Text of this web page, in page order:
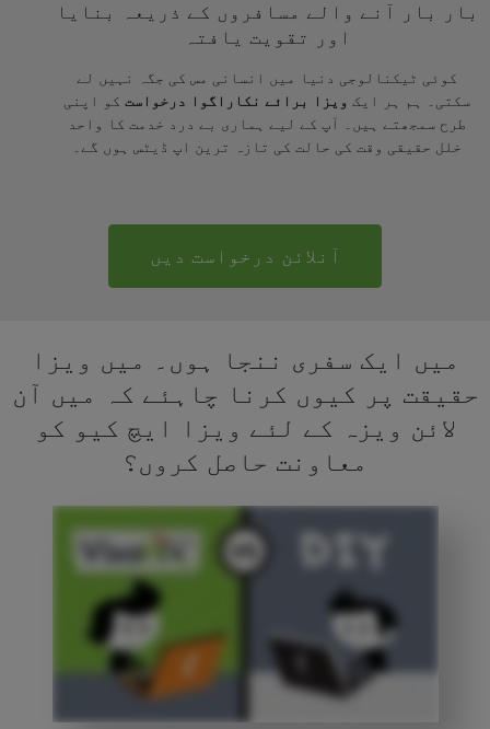
بار بار آنے والے مسافروں کے ذریعہ بنایا
اور تقویت یافتہ
کوئی ٹیکنالوجی دنیا میں انسانی مس کی جگہ نہیں لے
سکتی۔ ہم ہر ایک ویزا برائے نکاراگوا درخواست کو اپنی
طرح سمجھتے ہیں۔ آپ کے لیے ہماری بے درد خدمت کا واحد
خلل حقیقی وقت کی حالت کی تازہ ترین اپ ڈیٹس ہوں گے۔
آنلائن درخواست دیں
میں ایک سفری ننجا ہوں۔ میں ویزا
حقیقت پر کیوں کرنا چاہئے کہ میں آن
لائن ویزہ کے لئے ویزا ایچ کیو کو
معاونت حاصل کروں؟